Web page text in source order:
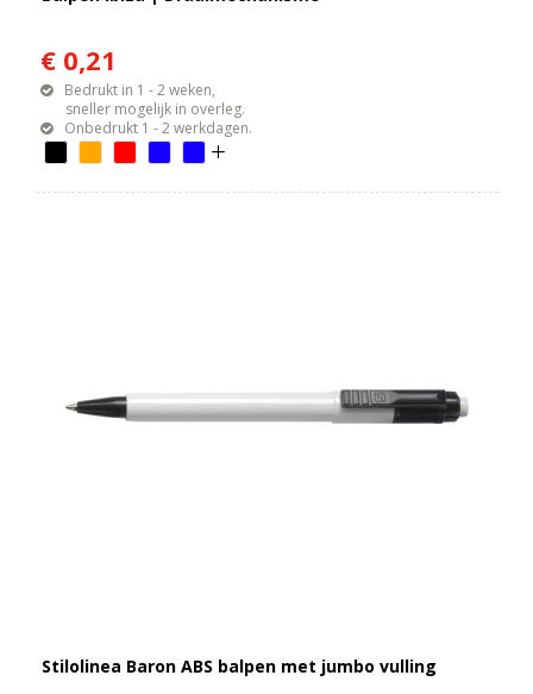
€ 0,21
Bedrukt in 1 - 2 weken,
sneller mogelijk in overleg.
Onbedrukt 1 - 2 werkdagen.
Stilolinea Baron ABS balpen met jumbo vulling